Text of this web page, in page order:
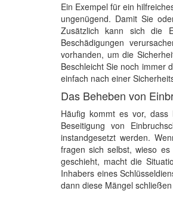
Ein Exempel für ein
ungenügend. Damit Sie
Zusätzlich kann sich die
Beschädigungen
vorhanden, um die
Beschleicht Sie noch immer
einfach nach einer
Das Beheben von
Häufig kommt es vor,
Beseitigung von
instandgesetzt werden.
fragen sich selbst, wieso
geschieht, macht die
Inhabers eines
dann diese Mängel schließen